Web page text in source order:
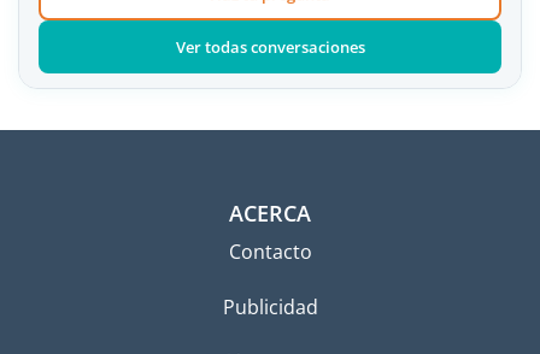
Ver todas conversaciones
ACERCA
Contacto
Publicidad